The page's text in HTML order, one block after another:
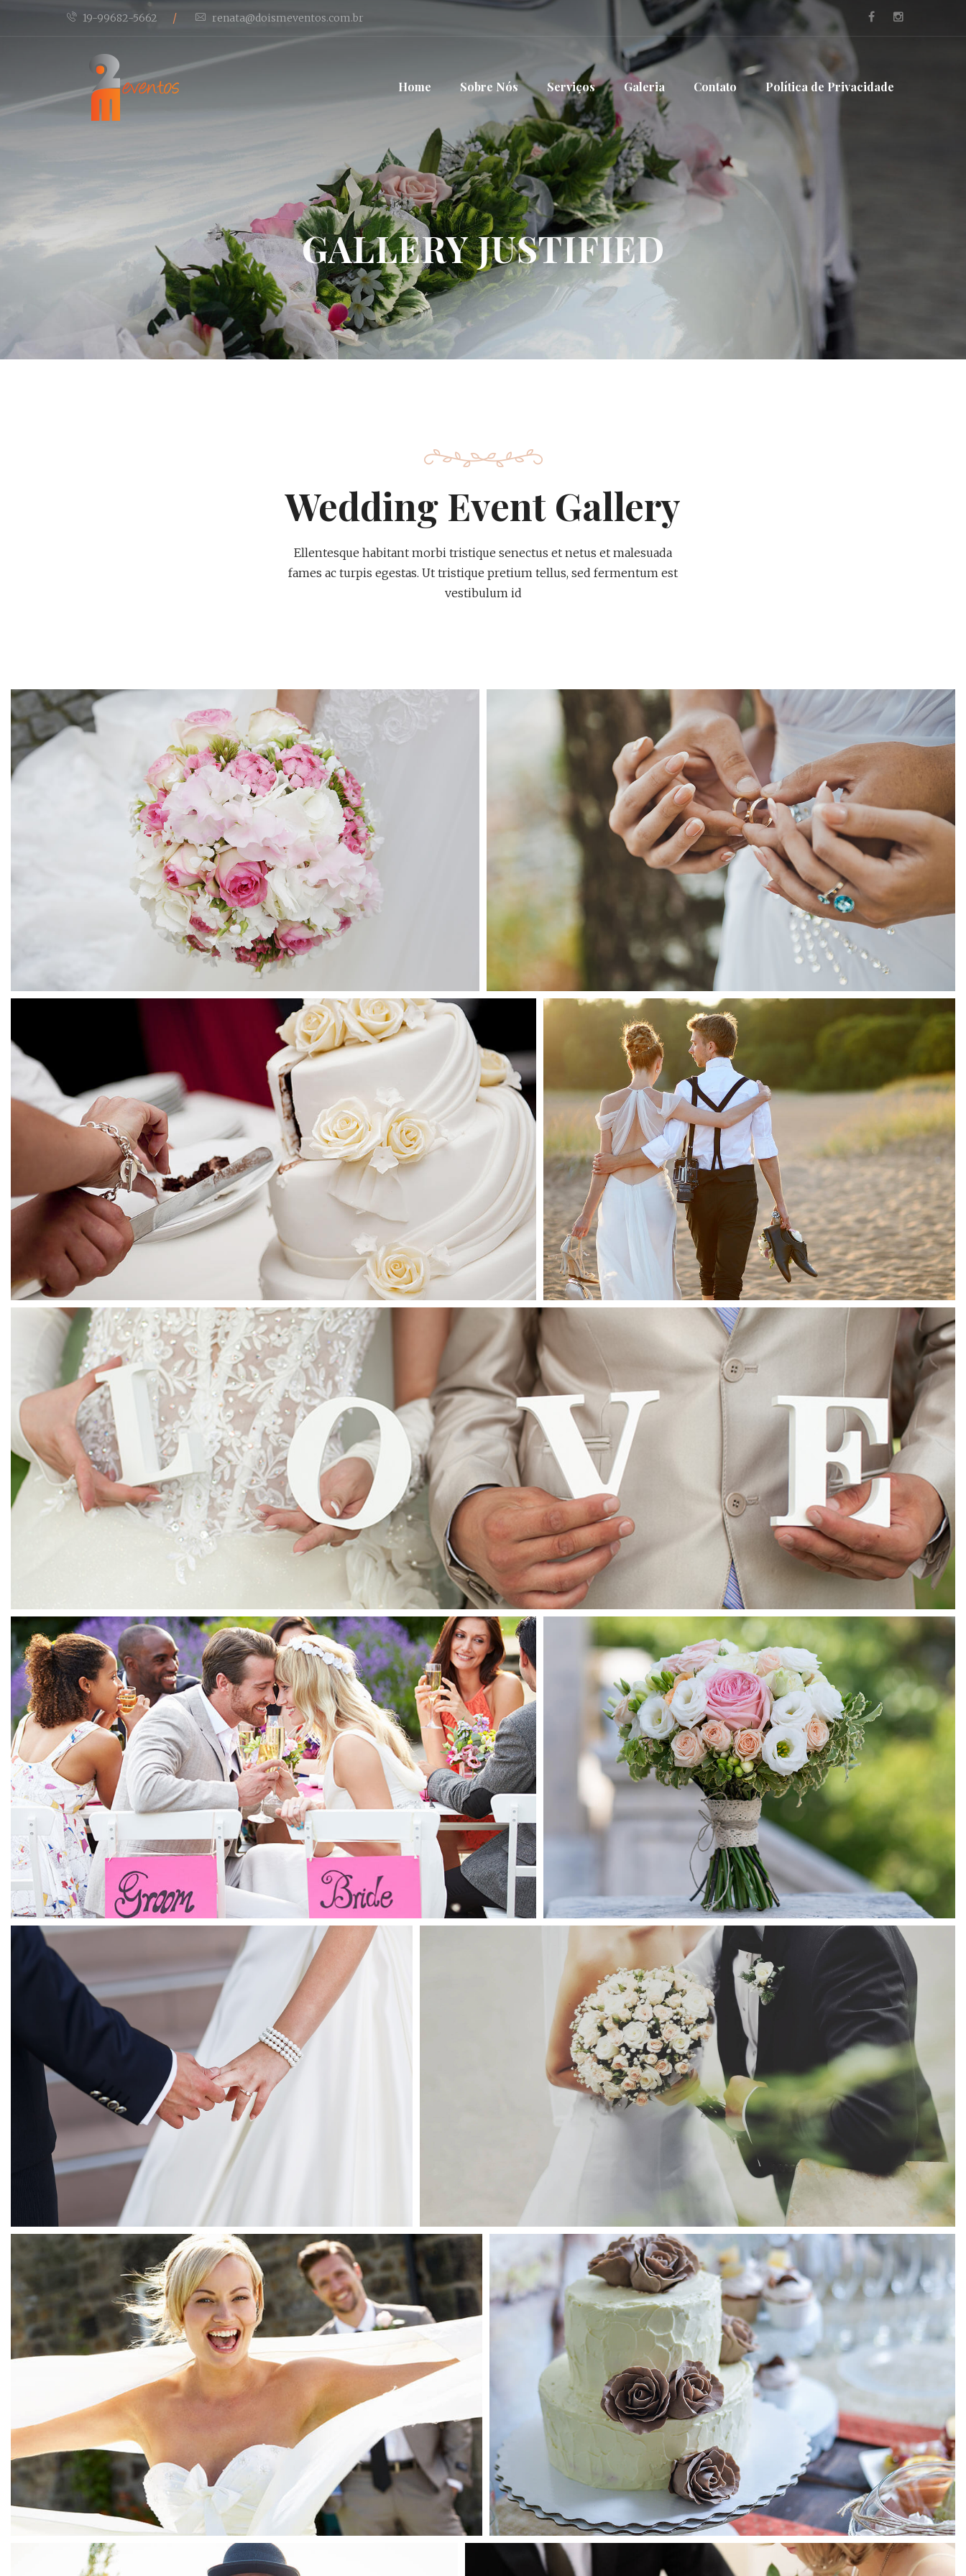
19-99682-5662 / renata@doismeventos.com.br
Home Sobre Nós Serviços Galeria Contato Política de Privacidade
GALLERY JUSTIFIED
Wedding Event Gallery
Ellentesque habitant morbi tristique senectus et netus et malesuada
fames ac turpis egestas. Ut tristique pretium tellus, sed fermentum est
vestibulum id